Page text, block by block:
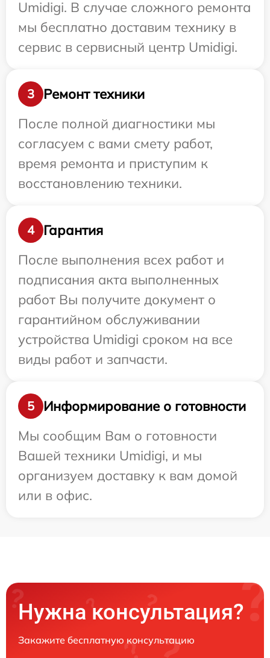
Umidigi. В случае сложного ремонта
мы бесплатно доставим технику в
сервис в сервисный центр Umidigi.
3
Ремонт техники
После полной диагностики мы
согласуем с вами смету работ,
время ремонта и приступим к
восстановлению техники.
4
Гарантия
После выполнения всех работ и
подписания акта выполненных
работ Вы получите документ о
гарантийном обслуживании
устройства Umidigi сроком на все
виды работ и запчасти.
5
Информирование о готовности
Мы сообщим Вам о готовности
Вашей техники Umidigi, и мы
организуем доставку к вам домой
или в офис.
Нужна консультация?
Закажите бесплатную консультацию